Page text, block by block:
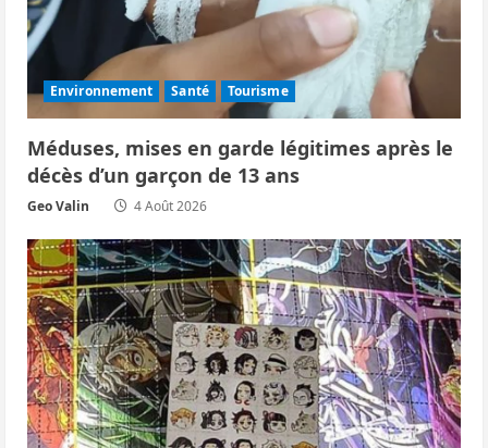
d
’
a
r
t
i
c
l
e
Environnement Santé Tourisme
Méduses, mises en garde légitimes après le
décès d’un garçon de 13 ans
Geo Valin 4 Août 2026